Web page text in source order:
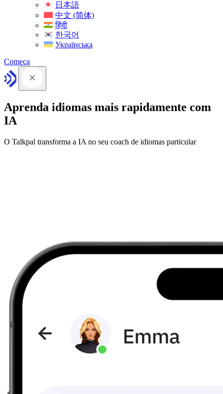
日本語
中文 (简体)
हिंदी
한국어
Українська
Começa
Aprenda idiomas mais rapidamente com
IA
O Talkpal transforma a IA no seu coach de idiomas particular